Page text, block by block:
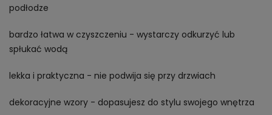
podłodze
bardzo łatwa w czyszczeniu - wystarczy odkurzyć lub
spłukać wodą
lekka i praktyczna - nie podwija się przy drzwiach
dekoracyjne wzory - dopasujesz do stylu swojego wnętrza